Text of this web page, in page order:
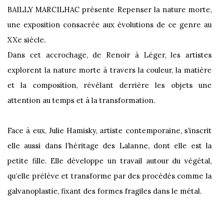
BAILLY MARCILHAC présente Repenser la nature morte,
une exposition consacrée aux évolutions de ce genre au
XXe siècle.
Dans cet accrochage, de Renoir à Léger, les artistes
explorent la nature morte à travers la couleur, la matière
et la composition, révélant derrière les objets une
attention au temps et à la transformation.
Face à eux, Julie Hamisky, artiste contemporaine, s’inscrit
elle aussi dans l’héritage des Lalanne, dont elle est la
petite fille. Elle développe un travail autour du végétal,
qu’elle prélève et transforme par des procédés comme la
galvanoplastie, fixant des formes fragiles dans le métal.